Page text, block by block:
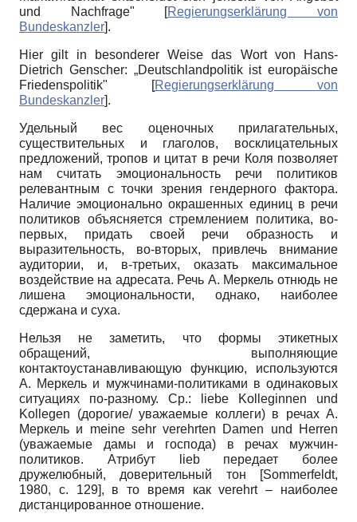
und Nachfrage" [Regierungserklärung von
Bundeskanzler].
Hier gilt in besonderer Weise das Wort von Hans-
Dietrich Genscher: „Deutschlandpolitik ist europäische
Friedenspolitik"
[Regierungserklärung von
Bundeskanzler].
Удельный вес оценочных прилагательных,
существительных и глаголов, восклицательных
предложений, тропов и цитат в речи Коля позволяет
нам считать эмоциональность речи политиков
релевантным с точки зрения гендерного фактора.
Наличие эмоционально окрашенных единиц в речи
политиков объясняется стремлением политика, во-
первых, придать своей речи образность и
выразительность, во-вторых, привлечь внимание
аудитории, и, в-третьих, оказать максимальное
воздействие на адресата. Речь А. Меркель отнюдь не
лишена эмоциональности, однако, наиболее
сдержана и суха.
Нельзя не заметить, что формы этикетных
обращений, выполняющие
контактоустанавливающую функцию, используются
А. Меркель и мужчинами-политиками в одинаковых
ситуациях по-разному. Ср.: liebe Kolleginnen und
Kollegen (дорогие/ уважаемые коллеги) в речах А.
Меркель и meine sehr verehrten Damen und Herren
(уважаемые дамы и господа) в речах мужчин-
политиков. Атрибут lieb передает более
дружелюбный, доверительный тон
[Sommerfeldt,
1980, с. 129], в то время как verehrt – наиболее
дистанцированное отношение.